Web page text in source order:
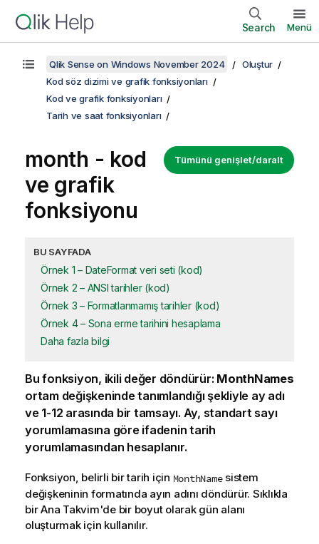
Search Menü
Qlik Sense on Windows November 2024
Oluştur
Kod söz dizimi ve grafik fonksiyonları
Kod ve grafik fonksiyonları
Tarih ve saat fonksiyonları
Tümünü genişlet/daralt
month - kod
ve grafik
fonksiyonu
BU SAYFADA
Örnek 1 – DateFormat veri seti (kod)
Örnek 2 – ANSI tarihler (kod)
Örnek 3 – Formatlanmamış tarihler (kod)
Örnek 4 – Sona erme tarihini hesaplama
Daha fazla bilgi
Bu fonksiyon, ikili değer döndürür: MonthNames
ortam değişkeninde tanımlandığı şekliyle ay adı
ve 1-12 arasında bir tamsayı. Ay, standart sayı
yorumlamasına göre ifadenin tarih
yorumlamasından hesaplanır.
Fonksiyon, belirli bir tarih için MonthNamesistem
değişkeninin formatında ayın adını döndürür. Sıklıkla
bir Ana Takvim'de bir boyut olarak gün alanı
oluşturmak için kullanılır.